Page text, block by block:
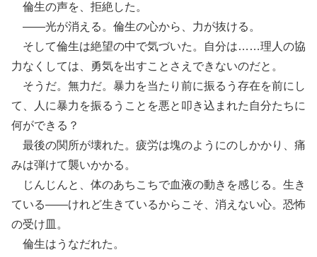
倫生の声を、拒絶した。
――光が消える。倫生の心から、力が抜ける。
そして倫生は絶望の中で気づいた。自分は……理人の協
力なくしては、勇気を出すことさえできないのだと。
そうだ。無力だ。暴力を当たり前に振るう存在を前にし
て、人に暴力を振るうことを悪と叩き込まれた自分たちに
何ができる？
最後の関所が壊れた。疲労は塊のようにのしかかり、痛
みは弾けて襲いかかる。
じんじんと、体のあちこちで血液の動きを感じる。生き
ている――けれど生きているからこそ、消えない心。恐怖
の受け皿。
倫生はうなだれた。